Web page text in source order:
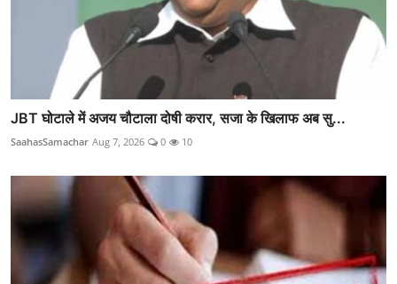
JBT घोटाले में अजय चौटाला दोषी करार, सजा के खिलाफ अब सु...
SaahasSamachar Aug 7, 2026 0 10